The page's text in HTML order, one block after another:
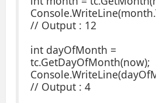
// Output : 12
int dayOfMonth =
tc.GetDayOfMonth(now);
// Output : 4